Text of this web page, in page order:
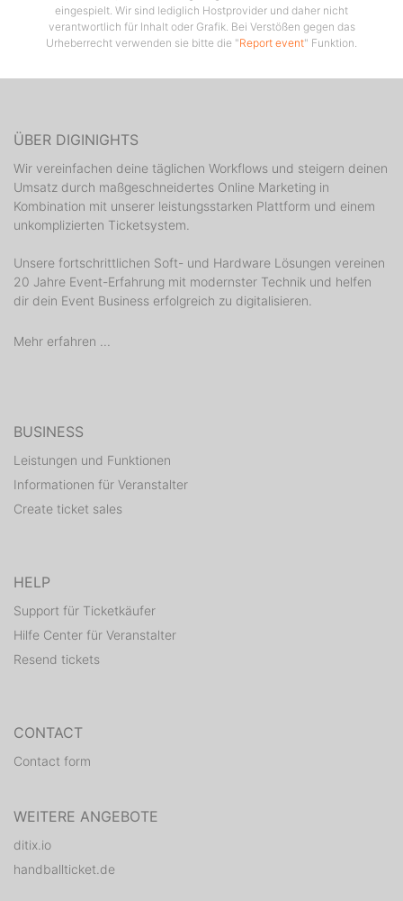
eingespielt. Wir sind lediglich Hostprovider und daher nicht
verantwortlich für Inhalt oder Grafik. Bei Verstößen gegen das
Urheberrecht verwenden sie bitte die "Report event" Funktion.
ÜBER DIGINIGHTS
Wir vereinfachen deine täglichen Workflows und steigern deinen
Umsatz durch maßgeschneidertes Online Marketing in
Kombination mit unserer leistungsstarken Plattform und einem
unkomplizierten Ticketsystem.
Unsere fortschrittlichen Soft- und Hardware Lösungen vereinen
20 Jahre Event-Erfahrung mit modernster Technik und helfen
dir dein Event Business erfolgreich zu digitalisieren.
Mehr erfahren ...
BUSINESS
Leistungen und Funktionen
Informationen für Veranstalter
Create ticket sales
HELP
Support für Ticketkäufer
Hilfe Center für Veranstalter
Resend tickets
CONTACT
Contact form
WEITERE ANGEBOTE
ditix.io
handballticket.de